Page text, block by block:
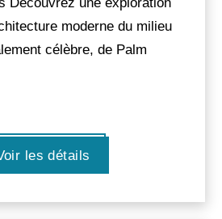
moderne du milieu
célèbre, de Palm
les détails